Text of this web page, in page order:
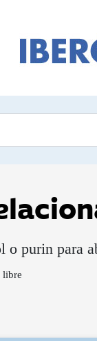
o purin para
libre